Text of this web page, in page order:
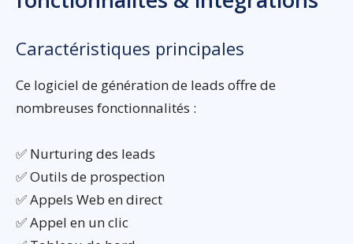
Caractéristiques principales
Ce logiciel de génération de leads offre de
nombreuses fonctionnalités :
✅ Nurturing des leads
✅ Outils de prospection
✅ Appels Web en direct
✅ Appel en un clic